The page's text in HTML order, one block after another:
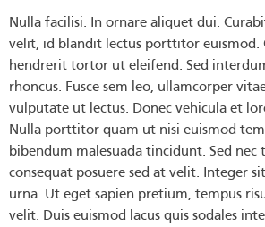
Nulla facilisi. In ornare aliquet dui.
velit, id blandit lectus porttitor euismod.
hendrerit tortor ut eleifend. Sed
rhoncus. Fusce sem leo, ullamcorper
vulputate ut lectus. Donec vehicula et
Nulla porttitor quam ut nisi euismod
bibendum malesuada tincidunt. Sed nec
consequat posuere sed at velit. Integer
urna. Ut eget sapien pretium, tempus
velit. Duis euismod lacus quis sodales